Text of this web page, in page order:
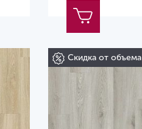
Скидка от объема